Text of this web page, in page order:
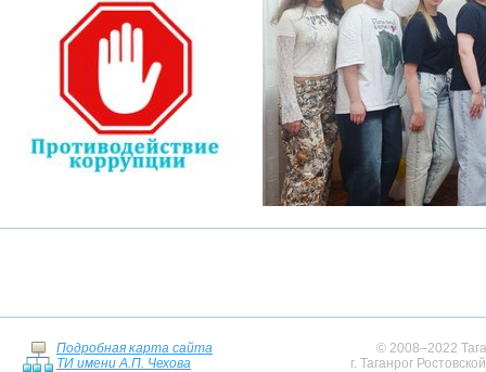
Подробная карта сайта
ТИ имени А.П. Чехова
© 2008–2022
г. Таганрог